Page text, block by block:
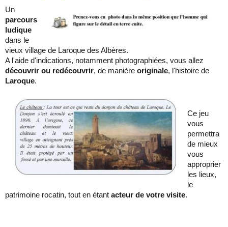
Un
parcours
ludique
dans le
vieux village de Laroque des Albères.
A l'aide d'indications, notamment photographiées, vous allez
découvrir ou redécouvrir, de manière originale, l'histoire de
Laroque.
Ce jeu
vous
permettra
de mieux
vous
approprier
les lieux,
le
patrimoine rocatin, tout en étant acteur de votre visite.